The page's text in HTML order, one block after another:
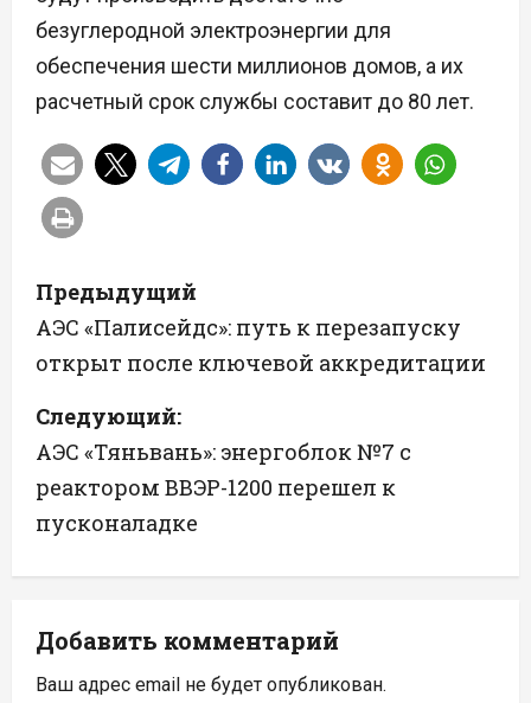
безуглеродной электроэнергии для
обеспечения шести миллионов домов, а их
расчетный срок службы составит до 80 лет.
Н
а
в
и
г
а
ц
и
я
Предыдущий
АЭС «Палисейдс»: путь к перезапуску
открыт после ключевой аккредитации
Следующий:
АЭС «Тяньвань»: энергоблок №7 с
реактором ВВЭР-1200 перешел к
пусконаладке
Добавить комментарий
Ваш адрес email не будет опубликован.